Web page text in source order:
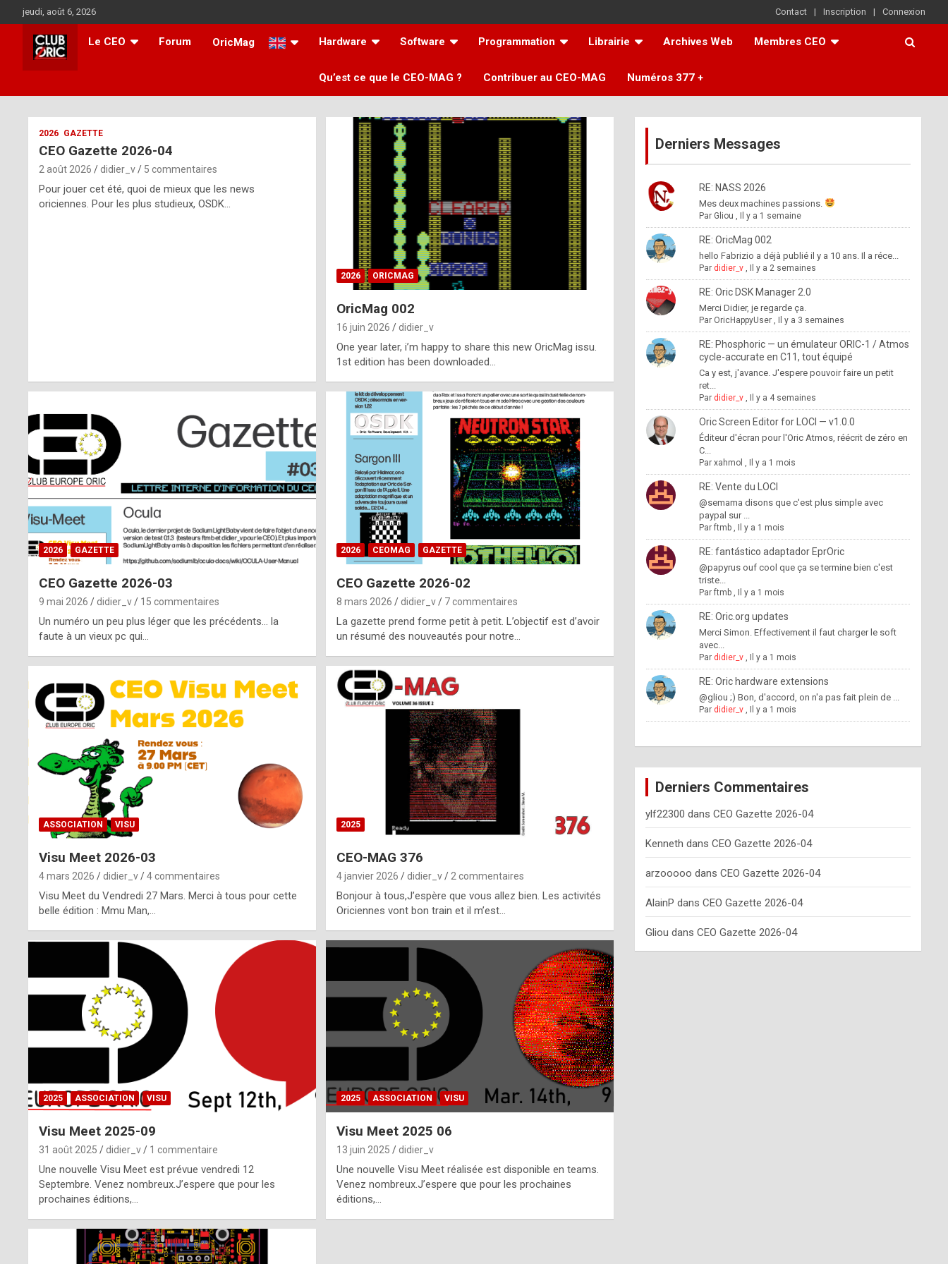
au
contenu
jeudi, août 6, 2026 Contact Inscription Connexion
Le CEO Forum OricMag Hardware Software Programmation Librairie Archives Web Membres CEO
Qu’est ce que le CEO-MAG ? Contribuer au CEO-MAG Numéros 377 +
ff
m
2026 GAZETTE
CEO Gazette 2026-04
2 août 2026 didier_v 5 commentaires
Pour jouer cet été, quoi de mieux que les news
oriciennes. Pour les plus studieux, OSDK…
2026 ORICMAG
OricMag 002
16 juin 2026 didier_v
One year later, i’m happy to share this new OricMag issu.
1st edition has been downloaded…
2026 GAZETTE
CEO Gazette 2026-03
9 mai 2026 didier_v 15 commentaires
Un numéro un peu plus léger que les précédents… la
faute à un vieux pc qui…
2026 CEOMAG GAZETTE
CEO Gazette 2026-02
8 mars 2026 didier_v 7 commentaires
La gazette prend forme petit à petit. L’objectif est d’avoir
un résumé des nouveautés pour notre…
ASSOCIATION VISU
Visu Meet 2026-03
4 mars 2026 didier_v 4 commentaires
Visu Meet du Vendredi 27 Mars. Merci à tous pour cette
belle édition : Mmu Man,…
2025
CEO-MAG 376
4 janvier 2026 didier_v 2 commentaires
Bonjour à tous,J’espère que vous allez bien. Les activités
Oriciennes vont bon train et il m’est…
2025 ASSOCIATION VISU
Visu Meet 2025-09
31 août 2025 didier_v 1 commentaire
Une nouvelle Visu Meet est prévue vendredi 12
Septembre. Venez nombreux.J’espere que pour les
prochaines éditions,…
2025 ASSOCIATION VISU
Visu Meet 2025 06
13 juin 2025 didier_v
Une nouvelle Visu Meet réalisée est disponible en teams.
Venez nombreux.J’espere que pour les prochaines
éditions,…
Derniers Messages
RE: NASS 2026
Mes deux machines passions.
Par Gliou , Il y a 1 semaine
RE: OricMag 002
hello Fabrizio a déjà publié il y a 10 ans. Il a réce...
Par didier_v, Il y a 2 semaines
RE: Oric DSK Manager 2.0
Merci Didier, je regarde ça.
Par OricHappyUser, Il y a 3 semaines
RE: Phosphoric — un émulateur ORIC-1 / Atmos
cycle-accurate en C11, tout équipé
Ca y est, j'avance. J'espere pouvoir faire un petit
ret...
Par didier_v, Il y a 4 semaines
Oric Screen Editor for LOCI — v1.0.0
Éditeur d'écran pour l'Oric Atmos, réécrit de zéro en
C...
Par xahmol , Il y a 1 mois
RE: Vente du LOCI
@semama disons que c'est plus simple avec
paypal sur ...
Par ftmb, Il y a 1 mois
RE: fantástico adaptador EprOric
@papyrus ouf cool que ça se termine bien c'est
triste...
Par ftmb, Il y a 1 mois
RE: Oric.org updates
Merci Simon. Effectivement il faut charger le soft
avec...
Par didier_v, Il y a 1 mois
RE: Oric hardware extensions
@gliou ;) Bon, d'accord, on n'a pas fait plein de ...
Par didier_v, Il y a 1 mois
Derniers Commentaires
ylf22300 dans CEO Gazette 2026-04
Kenneth dans CEO Gazette 2026-04
arzooooo dans CEO Gazette 2026-04
AlainP dans CEO Gazette 2026-04
Gliou dans CEO Gazette 2026-04